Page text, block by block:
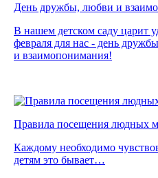
День дружбы, любви и
В нашем детском саду царит
февраля для нас - день
и взаимопонимания!
Правила посещения людных
Каждому необходимо
детям это бывает…